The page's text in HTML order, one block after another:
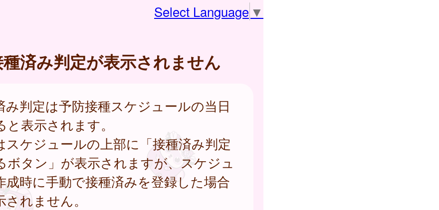
Select Language ▼
済み判定が表示されません
み判定は予防接種スケジュールの当日
と表示されます。
スケジュールの上部に「接種済み判定
ボタン」が表示されますが、スケジュ
成時に手動で接種済みを登録した場合
されません。